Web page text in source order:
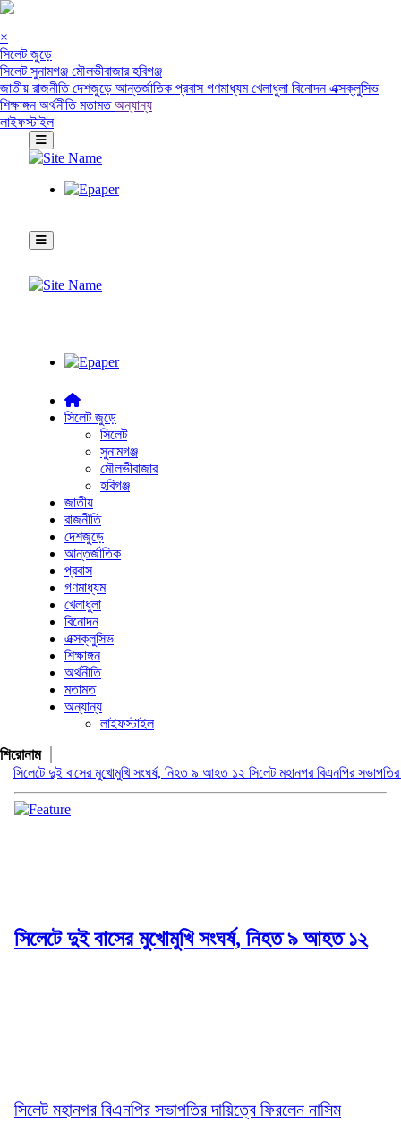
×
সিলেট জুড়ে
সিলেটসুনামগঞ্জ মৌলভীবাজারহবিগঞ্জ
জাতীয় রাজনীতিদেশজুড়ে আন্তর্জাতিক প্রবাসগণমাধ্যমখেলাধুলা বিনোদনএক্সক্লুসিভ
শিক্ষাঙ্গনঅর্থনীতিমতামতঅন্যান্য
লাইফস্টাইল
সিলেট জুড়ে
সিলেট
সুনামগঞ্জ
মৌলভীবাজার
হবিগঞ্জ
জাতীয়
রাজনীতি
দেশজুড়ে
আন্তর্জাতিক
প্রবাস
গণমাধ্যম
খেলাধুলা
বিনোদন
এক্সক্লুসিভ
শিক্ষাঙ্গন
অর্থনীতি
মতামত
অন্যান্য
লাইফস্টাইল
শিরোনাম
বাসের মুখোমুখি সংঘর্ষ, নিহত ৯ আহত ১২সিলেট মহানগর বিএনপির সভাপতির দায়িত্বে
সিলেটে দুই বাসের মুখোমুখি সংঘর্ষ, নিহত ৯ আহত ১২
সিলেট মহানগর বিএনপির সভাপতির দায়িত্বে ফিরলেন নাসিম